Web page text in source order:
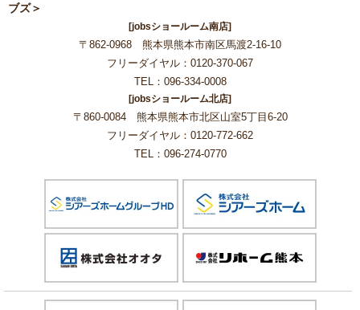
ブズ＞
[jobsショールーム南店]
〒862-0968 熊本県熊本市南区馬渡2-16-10
フリーダイヤル：0120-370-067
TEL：096-334-0008
[jobsショールーム北店]
〒860-0084 熊本県熊本市北区山室5丁目6-20
フリーダイヤル：0120-772-662
TEL：096-274-0770